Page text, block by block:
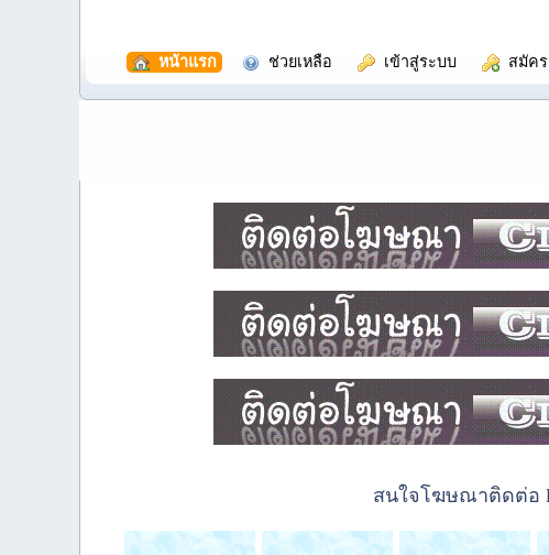
หน้าแรก ช่วยเหลือ เข้าสู่ระบบ สมัค
สนใจโฆษณาติดต่อ